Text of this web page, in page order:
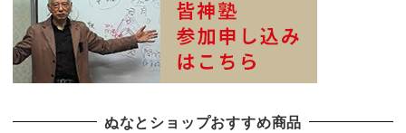
ぬなとショップおすすめ商品